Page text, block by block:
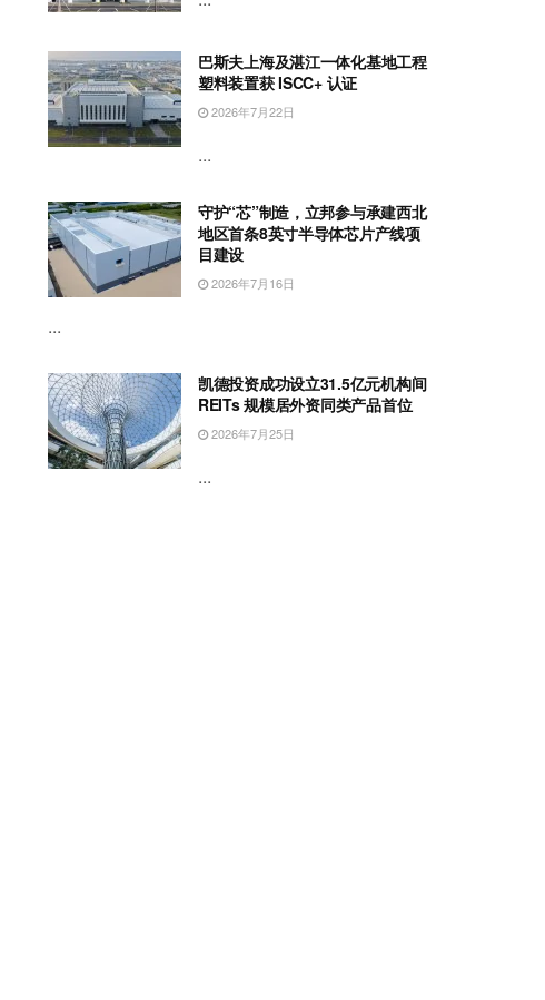
巴斯夫上海及湛江一体化基地工程
塑料装置获 ISCC+ 认证
2026年7月22日
...
守护“芯”制造，立邦参与承建西北
地区首条8英寸半导体芯片产线项
目建设
2026年7月16日
...
凯德投资成功设立31.5亿元机构间
REITs 规模居外资同类产品首位
2026年7月25日
...